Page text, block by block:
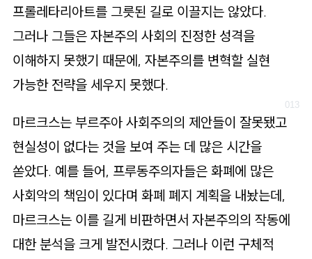
프롤레타리아트를 그릇된 길로 이끌지는 않았다.
그러나 그들은 자본주의 사회의 진정한 성격을
이해하지 못했기 때문에, 자본주의를 변혁할 실현
가능한 전략을 세우지 못했다.
마르크스는 부르주아 사회주의의 제안들이 잘못됐고
현실성이 없다는 것을 보여 주는 데 많은 시간을
쏟았다. 예를 들어, 프루동주의자들은 화폐에 많은
사회악의 책임이 있다며 화폐 폐지 계획을 내놨는데,
마르크스는 이를 길게 비판하면서 자본주의의 작동에
대한 분석을 크게 발전시켰다. 그러나 이런 구체적